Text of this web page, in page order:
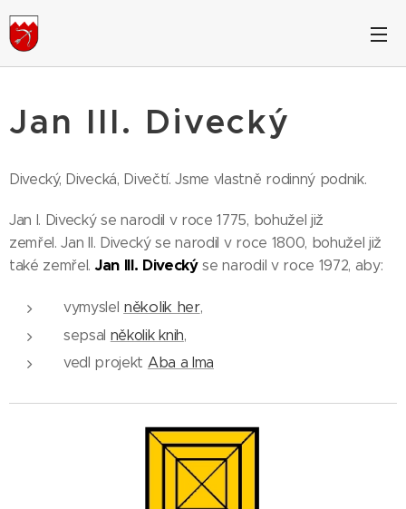
Jan III. Divecký
Divecký, Divecká, Divečtí. Jsme vlastně rodinný podnik.
Jan I. Divecký se narodil v roce 1775, bohužel již
zemřel. Jan II. Divecký se narodil v roce 1800, bohužel již
také zemřel. Jan III. Diveckýse narodil v roce 1972, aby:
vymyslel několik her,
sepsal několik knih,
vedl projekt Aba a Ima